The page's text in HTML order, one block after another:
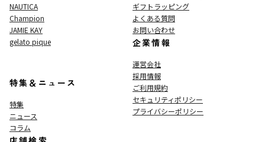
NAUTICA
Champion
JAMIE KAY
gelato pique
特集＆ニュース
特集
ニュース
コラム
ギフトラッピング
よくある質問
お問い合わせ
企業情報
運営会社
採用情報
ご利用規約
セキュリティポリシー
プライバシーポリシー